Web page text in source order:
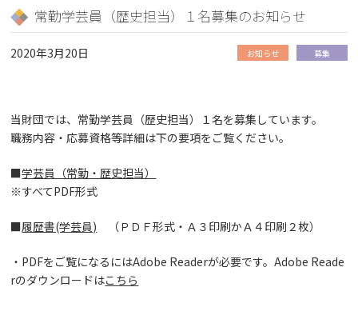
常勤学芸員（歴史担当）１名募集のお知らせ
2020年3月20日 お知らせ 募集
当財団では、常勤学芸員（歴史担当）１名を募集しています。
職務内容・応募資格等詳細は下の要項をご覧ください。
■学芸員（常勤・歴史担当）
※すべてPDF形式
■履歴書(学芸員) （ＰＤＦ形式・Ａ３印刷かＡ４印刷２枚）
・PDFをご覧になるにはAdobe Readerが必要です。Adobe Reade
rのダウンロードはこちら